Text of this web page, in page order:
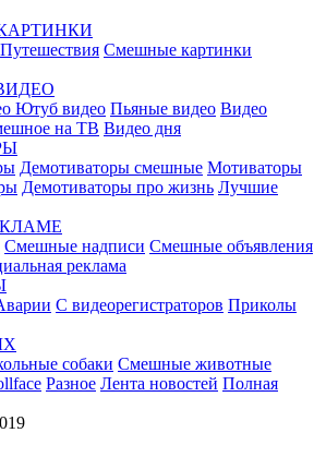
Путешествия Смешные картинки
Ютуб видео Пьяные видео Видео
на ТВ Видео дня
Демотиваторы смешные Мотиваторы
Демотиваторы про жизнь Лучшие
Смешные надписи Смешные объявления
реклама
С видеорегистраторов Приколы
собаки Смешные животные
Разное Лента новостей Полная